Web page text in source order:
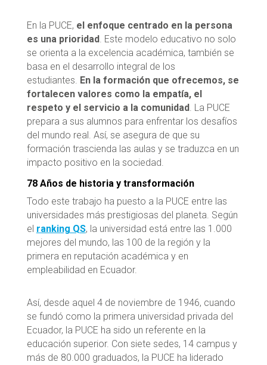
En la PUCE, el enfoque centrado en la persona
es una prioridad. Este modelo educativo no solo
se orienta a la excelencia académica, también se
basa en el desarrollo integral de los
estudiantes. En la formación que ofrecemos, se
fortalecen valores como la empatía, el
respeto y el servicio a la comunidad. La PUCE
prepara a sus alumnos para enfrentar los desafíos
del mundo real. Así, se asegura de que su
formación trascienda las aulas y se traduzca en un
impacto positivo en la sociedad.
78 Años de historia y transformación
Todo este trabajo ha puesto a la PUCE entre las
universidades más prestigiosas del planeta. Según
el ranking QS, la universidad está entre las 1.000
mejores del mundo, las 100 de la región y la
primera en reputación académica y en
empleabilidad en Ecuador.
Así, desde aquel 4 de noviembre de 1946, cuando
se fundó como la primera universidad privada del
Ecuador, la PUCE ha sido un referente en la
educación superior. Con siete sedes, 14 campus y
más de 80.000 graduados, la PUCE ha liderado